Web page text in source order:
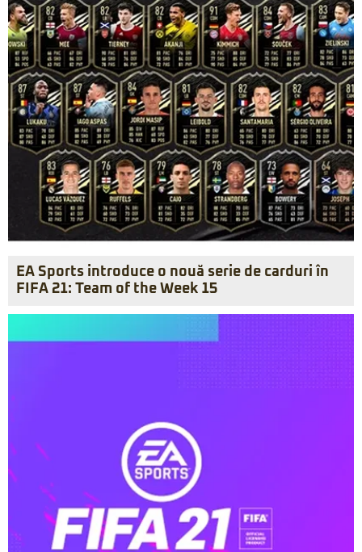
EA Sports introduce o nouă serie de carduri în
FIFA 21: Team of the Week 15